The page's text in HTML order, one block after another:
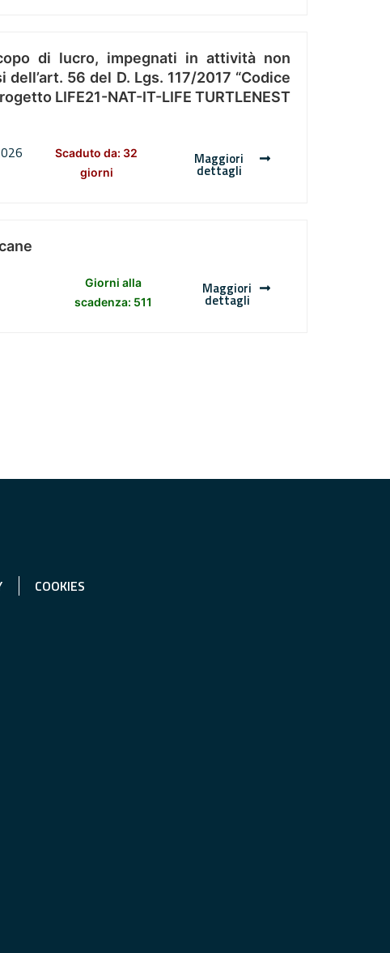
di lucro, impegnati in attività non
56 del D. Lgs. 117/2017 “Codice
LIFE21-NAT-IT-LIFE TURTLENEST
Scaduto da: 32
giorni
Maggiori
dettagli
Giorni alla
scadenza: 511
Maggiori
dettagli
COOKIES